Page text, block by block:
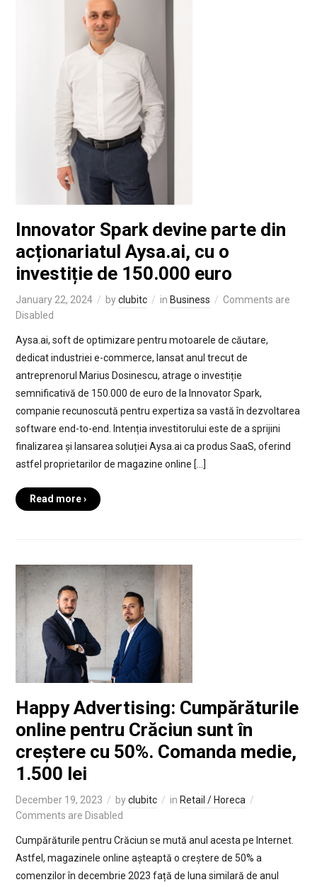
Innovator Spark devine parte din
acționariatul Aysa.ai, cu o
investiție de 150.000 euro
January 22, 2024 byclubitc in Business
Comments are
Disabled
Aysa.ai, soft de optimizare pentru motoarele de căutare,
dedicat industriei e-commerce, lansat anul trecut de
antreprenorul Marius Dosinescu, atrage o investiție
semnificativă de 150.000 de euro de la Innovator Spark,
companie recunoscută pentru expertiza sa vastă în dezvoltarea
software end-to-end. Intenția investitorului este de a sprijini
finalizarea și lansarea soluției Aysa.ai ca produs SaaS, oferind
astfel proprietarilor de magazine online […]
Read more ›
Happy Advertising: Cumpărăturile
online pentru Crăciun sunt în
creștere cu 50%. Comanda medie,
1.500 lei
December 19, 2023 byclubitc in Retail / Horeca
Comments are Disabled
Cumpărăturile pentru Crăciun se mută anul acesta pe Internet.
Astfel, magazinele online așteaptă o creștere de 50% a
comenzilor în decembrie 2023 față de luna similară de anul